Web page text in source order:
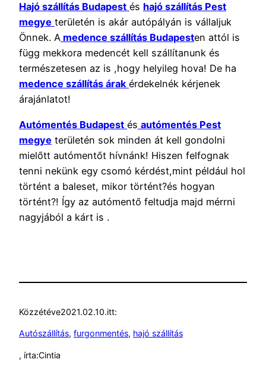
Hajó szállítás Budapest és hajó szállítás Pest
megye területén is akár autópályán is vállaljuk
Önnek. A medence szállítás Budapesten attól is
függ mekkora medencét kell szállítanunk és
természetesen az is ,hogy helyileg hova! De ha
medence szállítás árak érdekelnék kérjenek
árajánlatot!
Autómentés Budapest és autómentés Pest
megye területén sok minden át kell gondolni
mielőtt autómentőt hívnánk! Hiszen felfognak
tenni nekünk egy csomó kérdést,mint például hol
történt a baleset, mikor történt?és hogyan
történt?! Így az autómentő feltudja majd mérrni
nagyjából a kárt is .
Közzétéve2021.02.10.itt:
Autószállítás, furgonmentés, hajó szállítás
, írta:Cintia